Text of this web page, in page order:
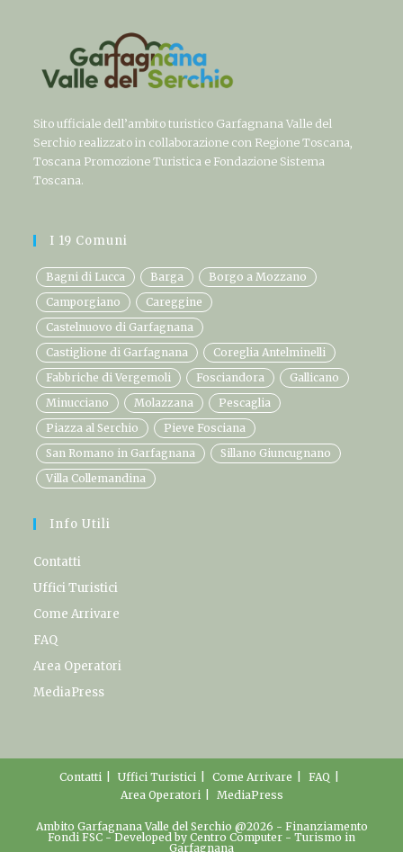
Sito ufficiale dell’ambito turistico Garfagnana Valle del
Serchio realizzato in collaborazione con Regione Toscana,
Toscana Promozione Turistica e Fondazione Sistema
Toscana.
I 19 Comuni
Bagni di Lucca Barga
Borgo a Mozzano
Camporgiano
Careggine
Castelnuovo di Garfagnana
Castiglione di Garfagnana
Coreglia Antelminelli
Fabbriche di Vergemoli
Fosciandora
Gallicano
Minucciano
Molazzana
Pescaglia
Piazza al Serchio
Pieve Fosciana
San Romano in Garfagnana
Sillano Giuncugnano
Villa Collemandina
Info Utili
Contatti
Uffici Turistici
Come Arrivare
FAQ
Area Operatori
MediaPress
Contatti Uffici Turistici Come Arrivare
FAQ
Area Operatori
MediaPress
Ambito Garfagnana Valle del Serchio @2026 - Finanziamento
Fondi FSC - Developed by Centro Computer - Turismo in
Garfagnana